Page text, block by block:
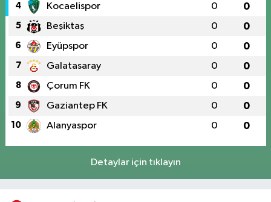
4 Kocaelispor 0 0
5 Beşiktaş 0 0
6 Eyüpspor 0 0
7 Galatasaray 0 0
8 Çorum FK 0 0
9 Gaziantep FK 0 0
10 Alanyaspor 0 0
Detaylar için tıklayın